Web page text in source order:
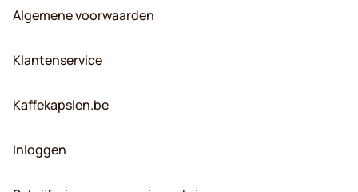
Algemene voorwaarden
Klantenservice
Kaffekapslen.be
Inloggen